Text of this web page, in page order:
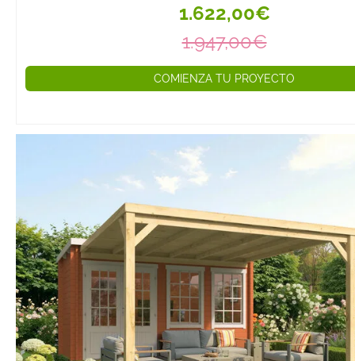
nuestros
hasta 14x14
nueva serie de
laminado. Esta
cm tiene más
superficie de
verticales.
Cada cenador
como kit
incluye todos
necesarios
postes, vigas,
cubierta,
1.622,00€
1.947,00€
COMIENZA TU PROYECTO